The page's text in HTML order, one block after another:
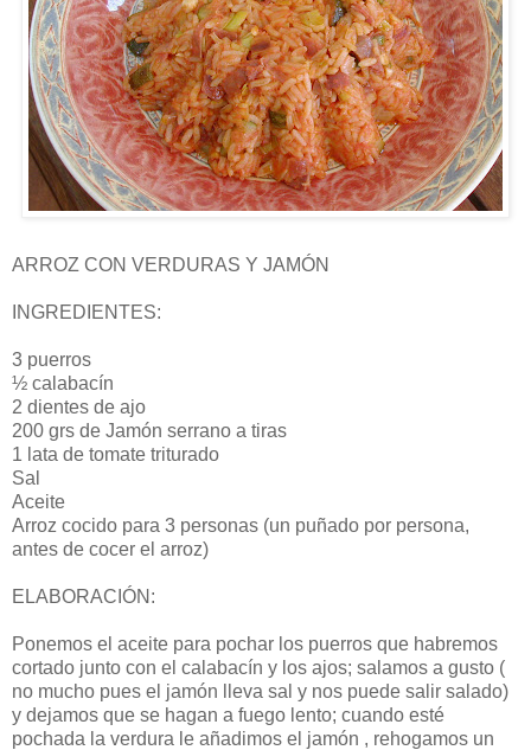
ARROZ CON VERDURAS Y JAMÓN
INGREDIENTES:
3 puerros
½ calabacín
2 dientes de ajo
200 grs de Jamón serrano a tiras
1 lata de tomate triturado
Sal
Aceite
Arroz cocido para 3 personas (un puñado por persona,
antes de cocer el arroz)
ELABORACIÓN:
Ponemos el aceite para pochar los puerros que habremos
cortado junto con el calabacín y los ajos; salamos a gusto (
no mucho pues el jamón lleva sal y nos puede salir salado)
y dejamos que se hagan a fuego lento; cuando esté
pochada la verdura le añadimos el jamón , rehogamos un